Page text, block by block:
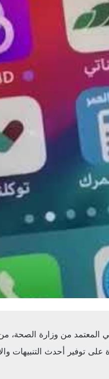
المعتمد من وزارة
على توفير أحدث التنبيهات